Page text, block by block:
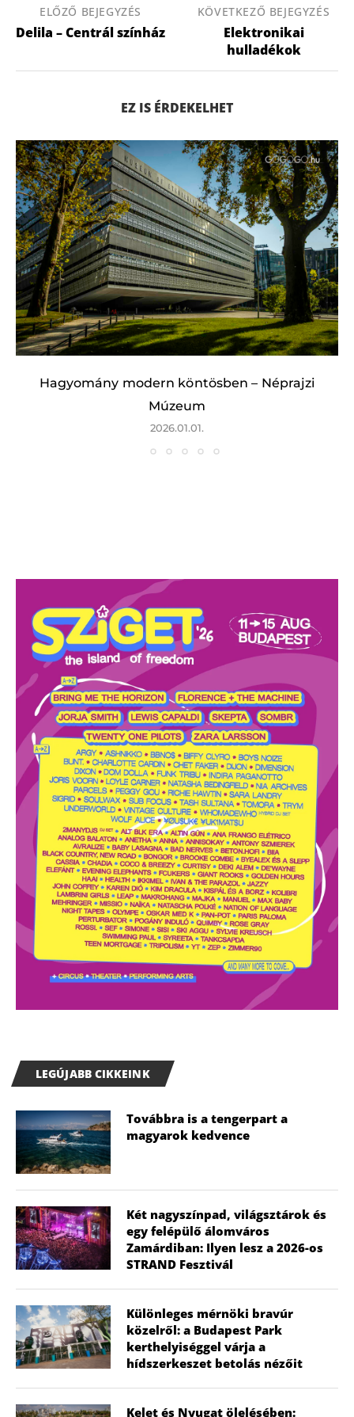
ELŐZŐ BEJEGYZÉS
Delila – Centrál színház
KÖVETKEZŐ BEJEGYZÉS
Elektronikai
hulladékok
EZ IS ÉRDEKELHET
Hagyomány modern köntösben – Néprajzi
Múzeum
2026.01.01.
LEGÚJABB CIKKEINK
Továbbra is a tengerpart a
magyarok kedvence
Két nagyszínpad, világsztárok és
egy felépülő álomváros
Zamárdiban: Ilyen lesz a 2026-os
STRAND Fesztivál
Különleges mérnöki bravúr
közelről: a Budapest Park
kerthelyiséggel várja a
hídszerkeszet betolás nézőit
Kelet és Nyugat ölelésében: